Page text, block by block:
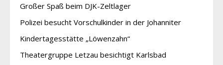
Großer Spaß beim DJK-Zeltlager
Polizei besucht Vorschulkinder in der Johanniter
Kindertagesstätte „Löwenzahn“
Theatergruppe Letzau besichtigt Karlsbad